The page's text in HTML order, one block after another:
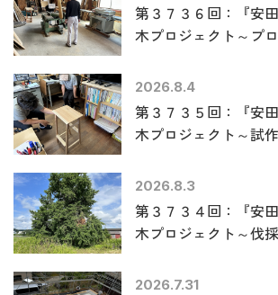
第３７３６回：『安
木プロジェクト～プ
2026.8.4
第３７３５回：『安
木プロジェクト～試
2026.8.3
第３７３４回：『安
木プロジェクト～伐
2026.7.31